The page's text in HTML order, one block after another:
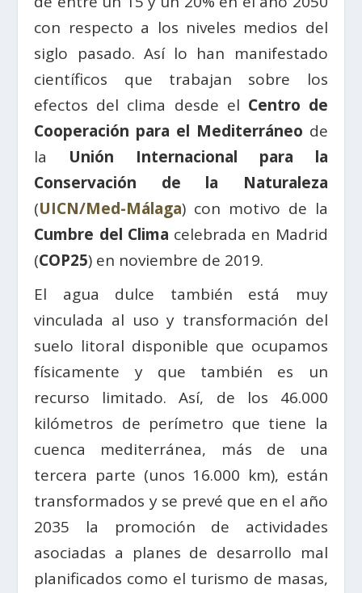
con respecto a los niveles medios del
siglo pasado. Así lo han manifestado
científicos que trabajan sobre los
efectos del clima desde el Centro de
Cooperación para el Mediterráneo de
la Unión Internacional para la
Conservación de la Naturaleza
(UICN/Med-Málaga) con motivo de la
Cumbre del Clima celebrada en Madrid
(COP25) en noviembre de 2019.
El agua dulce también está muy
vinculada al uso y transformación del
suelo litoral disponible que ocupamos
físicamente y que también es un
recurso limitado. Así, de los 46.000
kilómetros de perímetro que tiene la
cuenca mediterránea, más de una
tercera parte (unos 16.000 km), están
transformados y se prevé que en el año
2035 la promoción de actividades
asociadas a planes de desarrollo mal
planificados como el turismo de masas,